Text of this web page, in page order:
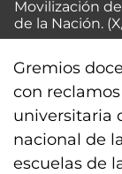
Movilización
de la Nación.
Gremios
con
universitaria
nacional de
escuelas de